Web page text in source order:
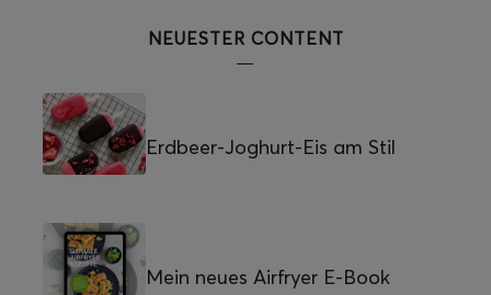
NEUESTER CONTENT
Erdbeer-Joghurt-Eis am Stil
Mein neues Airfryer E-Book